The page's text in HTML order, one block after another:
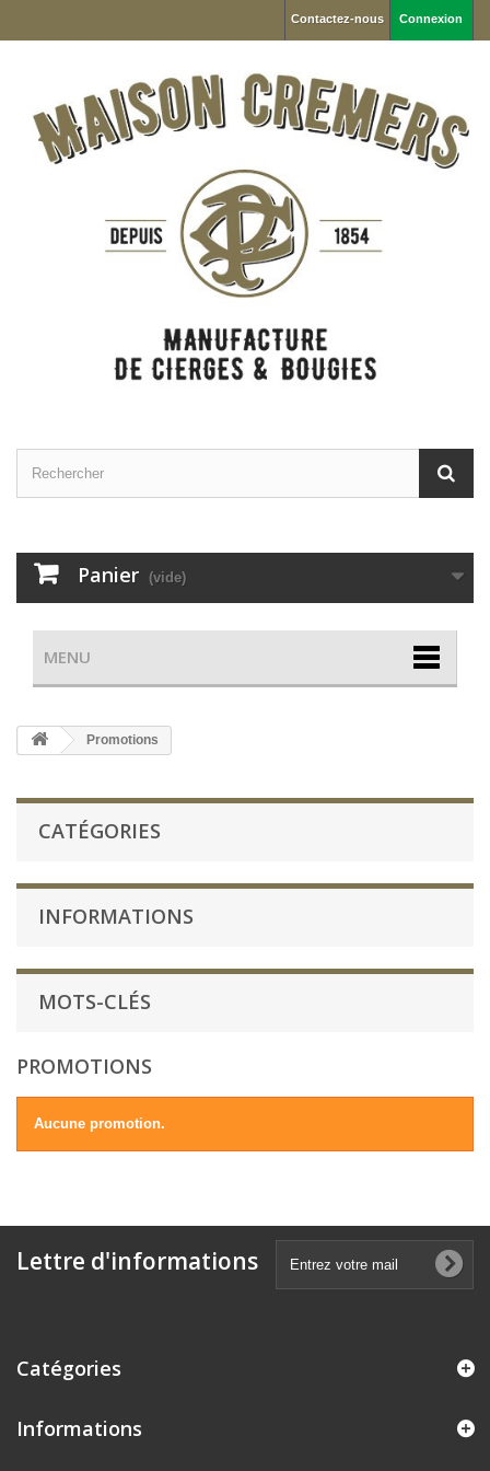
Connexion
Contactez-nous
Panier (vide)
MENU
Promotions
CATÉGORIES
INFORMATIONS
MOTS-CLÉS
PROMOTIONS
Aucune promotion.
Lettre d'informations
Catégories
Informations